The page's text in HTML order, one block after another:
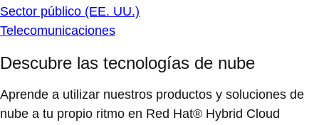
Sector público (EE. UU.)
Telecomunicaciones
Descubre las tecnologías de nube
Aprende a utilizar nuestros productos y soluciones de
nube a tu propio ritmo en Red Hat® Hybrid Cloud